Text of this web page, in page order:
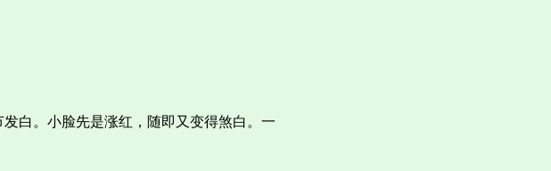
白。小脸先是涨红，随即又变得煞白。一